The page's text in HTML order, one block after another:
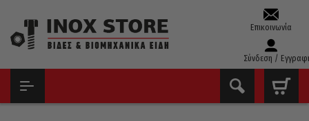
Επικοινωνία
Σύνδεση /